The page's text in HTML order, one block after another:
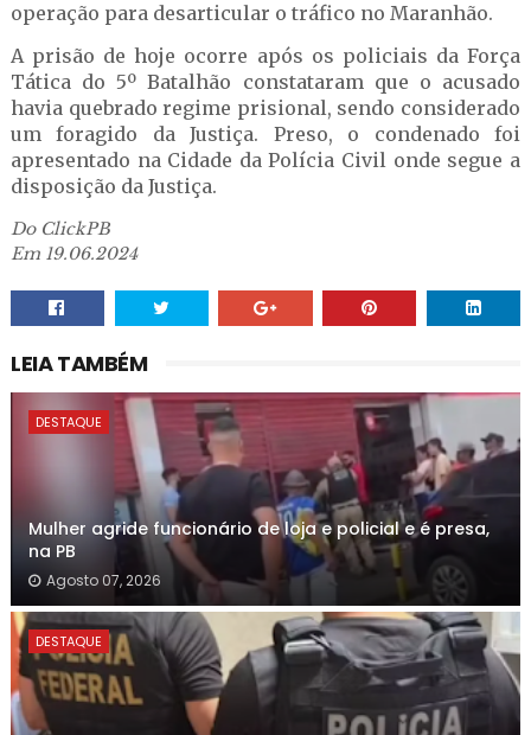
operação para desarticular o tráfico no Maranhão.
A prisão de hoje ocorre após os policiais da Força
Tática do 5º Batalhão constataram que o acusado
havia quebrado regime prisional, sendo considerado
um foragido da Justiça. Preso, o condenado foi
apresentado na Cidade da Polícia Civil onde segue a
disposição da Justiça.
Do ClickPB
Em 19.06.2024
LEIA TAMBÉM
DESTAQUE
Mulher agride funcionário de loja e policial e é presa,
na PB
Agosto 07, 2026
DESTAQUE